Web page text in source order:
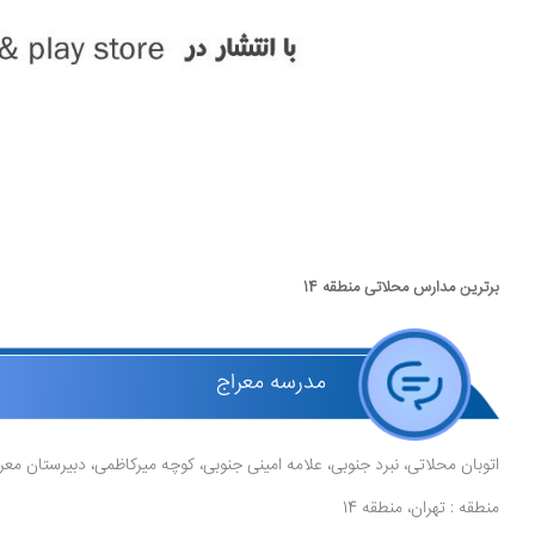
برترین مدارس محلاتی منطقه 14
مدرسه معراج
اتوبان محلاتی، نبرد جنوبی، علامه امینی جنوبی، کوچه میرکاظمی، دبیرستان
منطقه : تهران، منطقه 14